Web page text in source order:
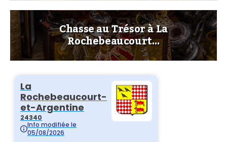
Chasse au Trésor à La
Rochebeaucourt…